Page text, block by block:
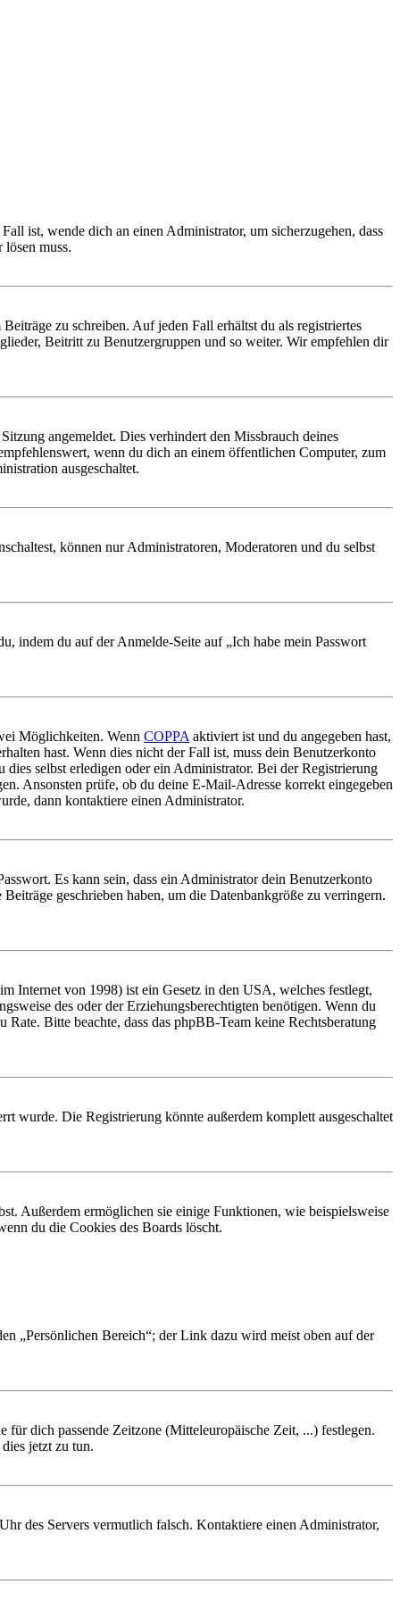
ist, wende dich an einen Administrator, um sicherzugehen, dass
muss.
zu schreiben. Auf jeden Fall erhältst du als registriertes
Beitritt zu Benutzergruppen und so weiter. Wir empfehlen dir
angemeldet. Dies verhindert den Missbrauch deines
wenn du dich an einem öffentlichen Computer, zum
ausgeschaltet.
können nur Administratoren, Moderatoren und du selbst
indem du auf der Anmelde-Seite auf „Ich habe mein Passwort
Möglichkeiten. Wenn COPPA aktiviert ist und du angegeben hast,
hast. Wenn dies nicht der Fall ist, muss dein Benutzerkonto
selbst erledigen oder ein Administrator. Bei der Registrierung
Ansonsten prüfe, ob du deine E-Mail-Adresse korrekt eingegeben
dann kontaktiere einen Administrator.
Es kann sein, dass ein Administrator dein Benutzerkonto
geschrieben haben, um die Datenbankgröße zu verringern.
Internet von 1998) ist ein Gesetz in den USA, welches festlegt,
des oder der Erziehungsberechtigten benötigen. Wenn du
Bitte beachte, dass das phpBB-Team keine Rechtsberatung
wurde. Die Registrierung könnte außerdem komplett ausgeschaltet
Außerdem ermöglichen sie einige Funktionen, wie beispielsweise
du die Cookies des Boards löscht.
„Persönlichen Bereich“; der Link dazu wird meist oben auf der
dich passende Zeitzone (Mitteleuropäische Zeit, ...) festlegen.
jetzt zu tun.
des Servers vermutlich falsch. Kontaktiere einen Administrator,